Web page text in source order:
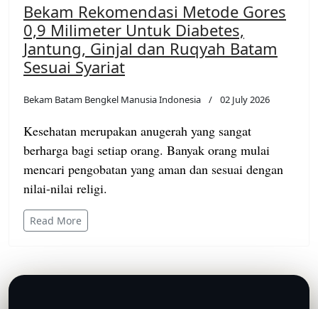
Bekam Rekomendasi Metode Gores
0,9 Milimeter Untuk Diabetes,
Jantung, Ginjal dan Ruqyah Batam
Sesuai Syariat
Bekam Batam Bengkel Manusia Indonesia 02 July 2026
Kesehatan merupakan anugerah yang sangat
berharga bagi setiap orang. Banyak orang mulai
mencari pengobatan yang aman dan sesuai dengan
nilai-nilai religi.
Read More